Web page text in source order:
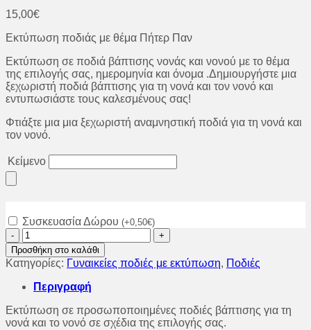
15,00€
Εκτύπωση ποδιάς με θέμα Πήτερ Παν
Εκτύπωση σε ποδιά βάπτισης νονάς και νονού με το θέμα
της επιλογής σας, ημερομηνία και όνομα .Δημιουργήστε μια
ξεχωριστή ποδιά βάπτισης για τη νονά και τον νονό και
εντυπωσιάστε τους καλεσμένους σας!
Φτιάξτε μια μια ξεχωριστή αναμνηστική ποδιά για τη νονά και
τον νονό.
Κείμενο
Συσκευασία Δώρου (+0,50€)
Ποδιά
βάπτισης
για
τη
νονά
θέμα
Πήτερ
Προσθήκη στο καλάθι
Κατηγορίες: Γυναικείες ποδιές με εκτύπωση, Ποδιές
Περιγραφή
Εκτύπωση σε προσωποποιημένες ποδιές βάπτισης για τη
νονά και το νονό σε σχέδια της επιλογής σας.